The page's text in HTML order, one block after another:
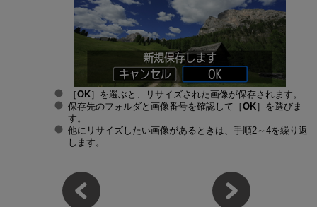
［OK］を選ぶと、リサイズされた画像が保存されます。
保存先のフォルダと画像番号を確認して［OK］を選びま
す。
他にリサイズしたい画像があるときは、手順2～4を繰り返
します。